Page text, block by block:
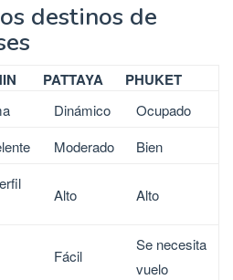
destinos de
PATTAYA PHUKET
Dinámico
Ocupado
Moderado Bien
Alto Alto
Fácil
Se necesita
vuelo